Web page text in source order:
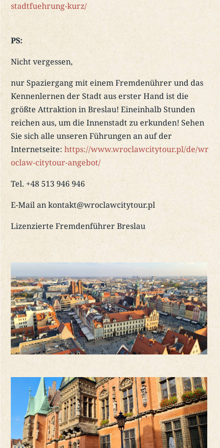
stadtfuehrung-kurz/
PS:
Nicht vergessen,
nur Spaziergang mit einem Fremdenührer und das
Kennenlernen der Stadt aus erster Hand ist die
größte Attraktion in Breslau! Eineinhalb Stunden
reichen aus, um die Innenstadt zu erkunden! Sehen
Sie sich alle unseren Führungen an auf der
Internetseite:https://www.wroclawcitytour.pl/de/wr
oclaw-citytour-angebot/
Tel. +48 513 946 946
E-Mail an kontakt@wroclawcitytour.pl
Lizenzierte Fremdenführer Breslau